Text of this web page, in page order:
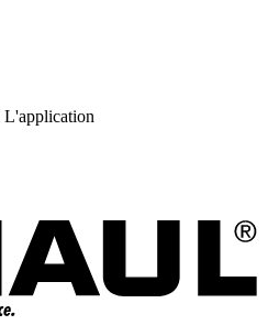
L'application